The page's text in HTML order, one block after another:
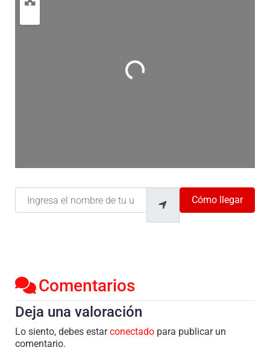
Cargando…
Ingresa el nombre de tu ubicación
Cómo llegar
Comentarios
Deja una valoración
Lo siento, debes estarconectado para publicar un
comentario.